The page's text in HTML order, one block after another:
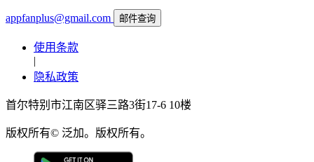
appfanplus@gmail.com 邮件查询
使用条款
|
隐私政策
首尔特别市江南区驿三路3街17-6 10楼
版权所有© 泛加。版权所有。